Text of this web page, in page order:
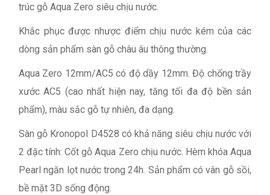
trúc gỗ Aqua Zero siêu chịu nước.
Khắc phục được nhược điểm chịu nước kém của các
dòng sản phẩm sàn gỗ châu âu thông thường.
Aqua Zero 12mm/AC5 có độ dầy 12mm. Độ chống trầy
xước AC5 (cao nhất hiện nay, tăng tối đa độ bền sản
phẩm), màu sắc gỗ tự nhiên, đa dạng.
Sàn gỗ Kronopol D4528 có khả năng siêu chịu nước với
2 đặc tính: Cốt gỗ Aqua Zero chịu nước. Hèm khóa Aqua
Pearl ngăn lọt nước trong 24h. Sản phẩm có vân gỗ sồi,
bề mặt 3D sống động.